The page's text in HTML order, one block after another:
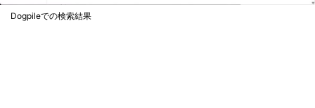
Dogpileでの検索結果